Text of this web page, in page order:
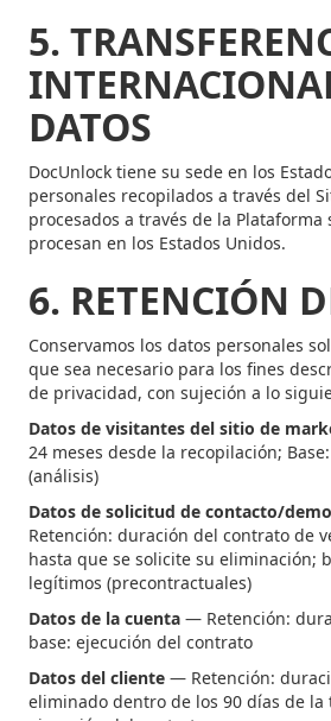
5.
DATOS
DocUnlock tiene su sede en los
personales recopilados a través del
procesados a través de la Plataforma
procesan en los Estados Unidos.
6. RETENCIÓN
Conservamos los datos personales
que sea necesario para los fines
de privacidad, con sujeción a lo
Datos de visitantes del sitio de
24 meses desde la recopilación;
(análisis)
Datos de solicitud de contacto/
Retención: duración del contrato de
hasta que se solicite su eliminación;
legítimos (precontractuales)
Datos de la cuenta — Retención:
base: ejecución del contrato
Datos del cliente — Retención:
eliminado dentro de los 90 días de la